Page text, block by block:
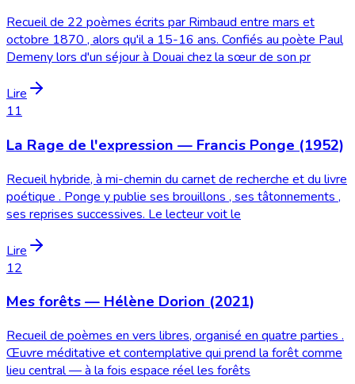
Recueil de 22 poèmes écrits par Rimbaud entre mars et
octobre 1870 , alors qu'il a 15-16 ans. Confiés au poète Paul
Demeny lors d'un séjour à Douai chez la sœur de son pr
Lire
11
La Rage de l'expression — Francis Ponge (1952)
Recueil hybride, à mi-chemin du carnet de recherche et du livre
poétique . Ponge y publie ses brouillons , ses tâtonnements ,
ses reprises successives. Le lecteur voit le
Lire
12
Mes forêts — Hélène Dorion (2021)
Recueil de poèmes en vers libres, organisé en quatre parties .
Œuvre méditative et contemplative qui prend la forêt comme
lieu central — à la fois espace réel les forêts